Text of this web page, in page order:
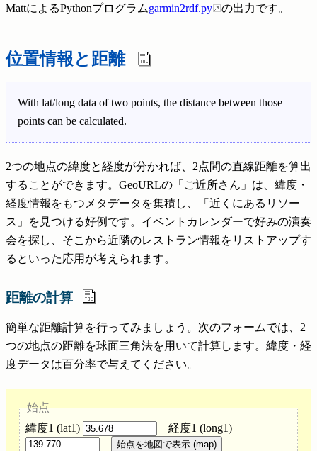
MattによるPythonプログラムgarmin2rdf.py の出力です。
位置情報と距離
With lat/long data of two points, the distance between those
points can be calculated.
2つの地点の緯度と経度が分かれば、2点間の直線距離を算出
することができます。GeoURLの「ご近所さん」は、緯度・
経度情報をもつメタデータを集積し、「近くにあるリソー
ス」を見つける好例です。イベントカレンダーで好みの演奏
会を探し、そこから近隣のレストラン情報をリストアップす
るといった応用が考えられます。
距離の計算
簡単な距離計算を行ってみましょう。次のフォームでは、2
つの地点の距離を球面三角法を用いて計算します。緯度・経
度データは百分率で与えてください。
始点
緯度1 (lat1)
経度1 (long1)
始点を地図で表示 (map)